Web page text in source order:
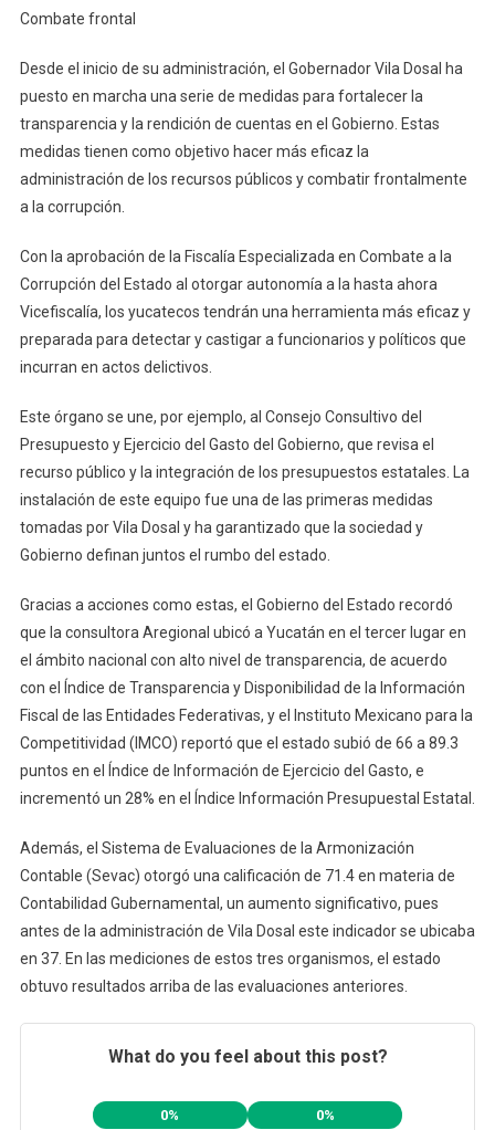
Combate frontal
Desde el inicio de su administración, el Gobernador Vila Dosal ha
puesto en marcha una serie de medidas para fortalecer la
transparencia y la rendición de cuentas en el Gobierno. Estas
medidas tienen como objetivo hacer más eficaz la
administración de los recursos públicos y combatir frontalmente
a la corrupción.
Con la aprobación de la Fiscalía Especializada en Combate a la
Corrupción del Estado al otorgar autonomía a la hasta ahora
Vicefiscalía, los yucatecos tendrán una herramienta más eficaz y
preparada para detectar y castigar a funcionarios y políticos que
incurran en actos delictivos.
Este órgano se une, por ejemplo, al Consejo Consultivo del
Presupuesto y Ejercicio del Gasto del Gobierno, que revisa el
recurso público y la integración de los presupuestos estatales. La
instalación de este equipo fue una de las primeras medidas
tomadas por Vila Dosal y ha garantizado que la sociedad y
Gobierno definan juntos el rumbo del estado.
Gracias a acciones como estas, el Gobierno del Estado recordó
que la consultora Aregional ubicó a Yucatán en el tercer lugar en
el ámbito nacional con alto nivel de transparencia, de acuerdo
con el Índice de Transparencia y Disponibilidad de la Información
Fiscal de las Entidades Federativas, y el Instituto Mexicano para la
Competitividad (IMCO) reportó que el estado subió de 66 a 89.3
puntos en el Índice de Información de Ejercicio del Gasto, e
incrementó un 28% en el Índice Información Presupuestal Estatal.
Además, el Sistema de Evaluaciones de la Armonización
Contable (Sevac) otorgó una calificación de 71.4 en materia de
Contabilidad Gubernamental, un aumento significativo, pues
antes de la administración de Vila Dosal este indicador se ubicaba
en 37. En las mediciones de estos tres organismos, el estado
obtuvo resultados arriba de las evaluaciones anteriores.
What do you feel about this post?
0% 0%